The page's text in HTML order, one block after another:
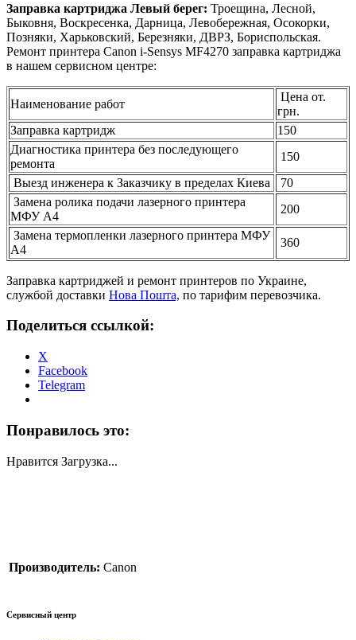
Заправка картриджа Левый берег: Троещина, Лесной,
Быковня, Воскресенка, Дарница, Левобережная, Осокорки,
Позняки, Харьковский, Березняки, ДВРЗ, Бориспольская.
Ремонт принтера Canon i-Sensys MF4270 заправка картриджа
в нашем сервисном центре:
Наименование работ
Цена от.
грн.
Заправка картридж
150
Диагностика принтера без последующего
ремонта
150
Выезд инженера к Заказчику в пределах Киева
70
Замена ролика подачи лазерного принтера
МФУ А4
200
Замена термопленки лазерного принтера МФУ
А4
360
Заправка картриджей и ремонт принтеров по Украине,
службой доставки Нова Пошта, по тарифим перевозчика.
Поделиться ссылкой:
X
Facebook
Telegram
Понравилось это:
Нравится Загрузка...
Производитель: Canon
Сервисный центр